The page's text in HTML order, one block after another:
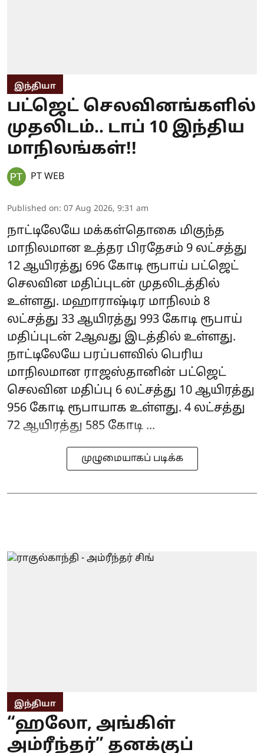
இந்தியா
பட்ஜெட் செலவினங்களில்
முதலிடம்.. டாப் 10 இந்திய
மாநிலங்கள்!!
PT WEB
Published on: 07 Aug 2026, 9:31 am
நாட்டிலேயே மக்கள்தொகை மிகுந்த
மாநிலமான உத்தர பிரதேசம் 9 லட்சத்து
12 ஆயிரத்து 696 கோடி ரூபாய் பட்ஜெட்
செலவின மதிப்புடன் முதலிடத்தில்
உள்ளது. மஹாராஷ்டிர மாநிலம் 8
லட்சத்து 33 ஆயிரத்து 993 கோடி ரூபாய்
மதிப்புடன் 2ஆவது இடத்தில் உள்ளது.
நாட்டிலேயே பரப்பளவில் பெரிய
மாநிலமான ராஜஸ்தானின் பட்ஜெட்
செலவின மதிப்பு 6 லட்சத்து 10 ஆயிரத்து
956 கோடி ரூபாயாக உள்ளது. 4 லட்சத்து
72 ஆயிரத்து 585 கோடி ...
முழுமையாகப் படிக்க
இந்தியா
“ஹலோ, அங்கிள்
அம்ரீந்தர்” தனக்குப்